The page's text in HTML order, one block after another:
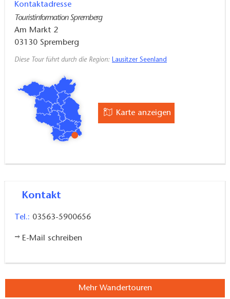
treffen sich wieder am Feuerlöschteich.
Kontaktadresse
Touristinformation Spremberg
Am Markt 2
03130 Spremberg
Diese Tour führt durch die Region: Lausitzer Seenland
Karte anzeigen
Kontakt
Tel.: 03563-5900656
E-Mail schreiben
Mehr Wandertouren